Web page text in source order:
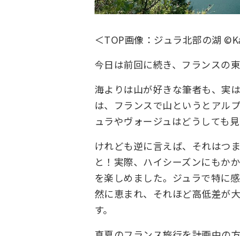
＜TOP画像：ジュラ北部の湖
今日は前回に続き、フランスの
海よりは山が好きな筆者も、実
は、フランスで山というとアル
ュラやヴォージュはどうしても
けれども逆に言えば、それはつま
と！実際、ハイシーズンにもか
を楽しめました。ジュラで特に
然に恵まれ、それほど高低差が
す。